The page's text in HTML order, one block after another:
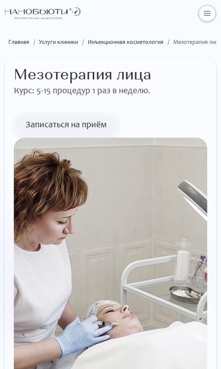
Главная / Услуги клиники / Инъекционная косметология / Мезотерапия лица
Мезотерапия лица
Курс: 5-15 процедур 1 раз в неделю.
Записаться на приём